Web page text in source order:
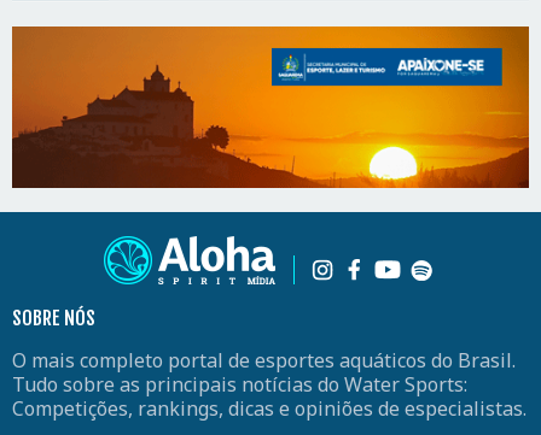
SOBRE NÓS
O mais completo portal de esportes aquáticos do Brasil.
Tudo sobre as principais notícias do Water Sports:
Competições, rankings, dicas e opiniões de especialistas.